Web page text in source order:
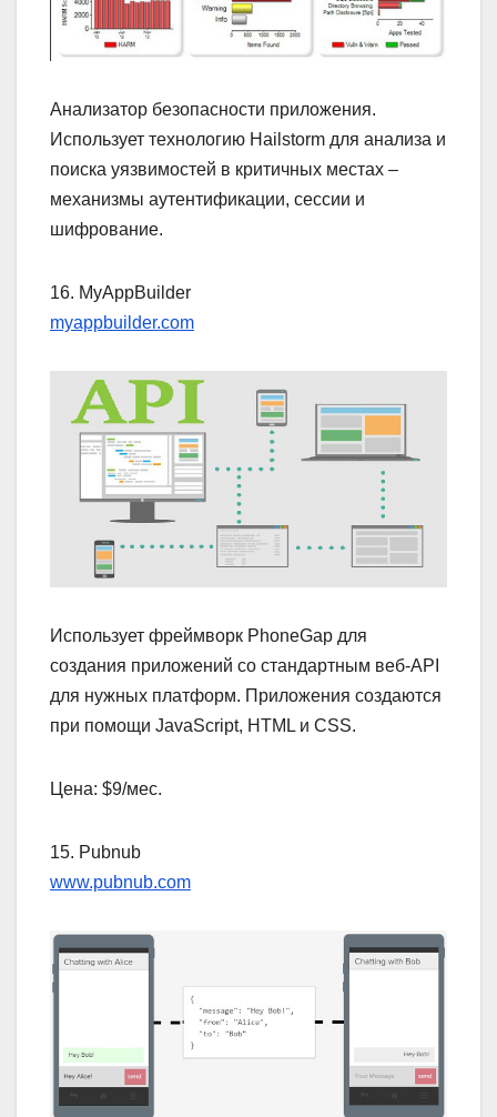
Анализатор безопасности приложения.
Использует технологию Hailstorm для анализа и
поиска уязвимостей в критичных местах –
механизмы аутентификации, сессии и
шифрование.
16. MyAppBuilder
myappbuilder.com
Использует фреймворк PhoneGap для
создания приложений со стандартным веб-API
для нужных платформ. Приложения создаются
при помощи JavaScript, HTML и CSS.
Цена: $9/мес.
15. Pubnub
www.pubnub.com